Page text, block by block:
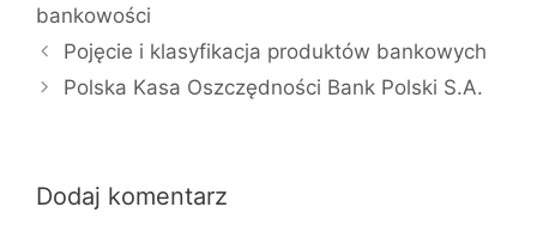
bankowości
Pojęcie i klasyfikacja produktów bankowych
Polska Kasa Oszczędności Bank Polski S.A.
Dodaj komentarz